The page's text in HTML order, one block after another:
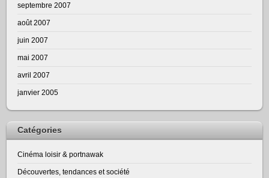
septembre 2007
août 2007
juin 2007
mai 2007
avril 2007
janvier 2005
Catégories
Cinéma loisir & portnawak
Découvertes, tendances et société